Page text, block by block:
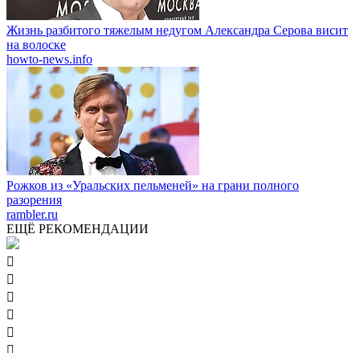
Жизнь разбитого тяжелым недугом Александра Серова висит
на волоске
howto-news.info
Рожков из «Уральских пельменей» на грани полного
разорения
rambler.ru
ЕЩЁ РЕКОМЕНДАЦИИ





